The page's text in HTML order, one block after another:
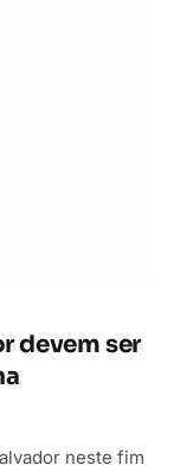
devem ser
neste fim